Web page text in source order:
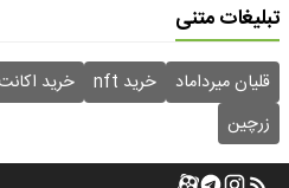
تبلیغات متنی
قلیان میرداماد خرید nft خرید
زرچین